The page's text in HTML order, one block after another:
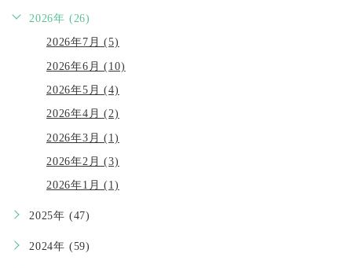
2026年 (26)
2026年7月 (5)
2026年6月 (10)
2026年5月 (4)
2026年4月 (2)
2026年3月 (1)
2026年2月 (3)
2026年1月 (1)
2025年 (47)
2024年 (59)